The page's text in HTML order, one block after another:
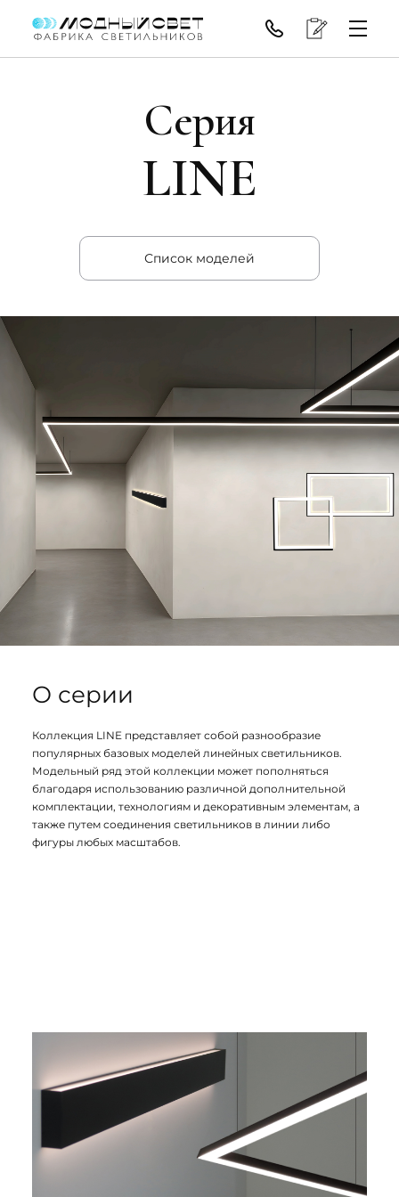
Серия
LINE
Список моделей
О серии
Коллекция LINE представляет собой разнообразие
популярных базовых моделей линейных светильников.
Модельный ряд этой коллекции может пополняться
благодаря использованию различной дополнительной
комплектации, технологиям и декоративным элементам, а
также путем соединения светильников в линии либо
фигуры любых масштабов.
Особенности серии